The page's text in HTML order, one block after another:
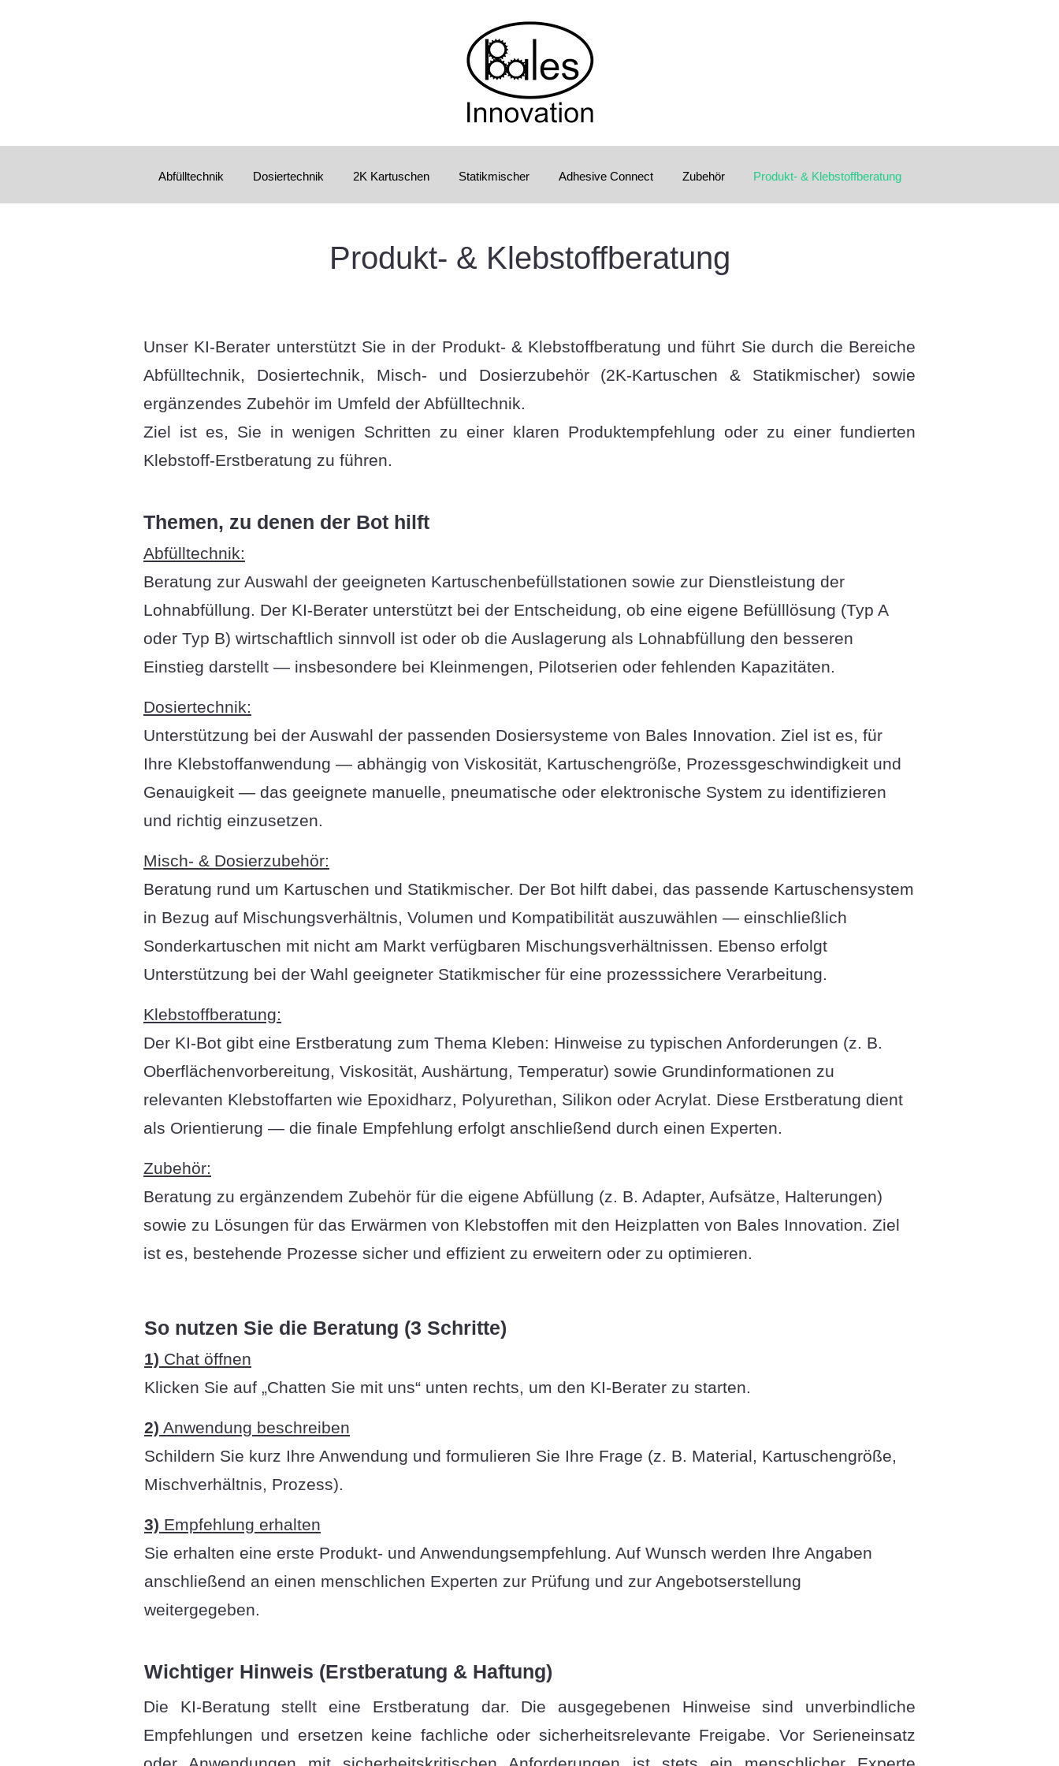
Abfülltechnik Dosiertechnik 2K Kartuschen Statikmischer Adhesive Connect Zubehör Produkt- & Klebstoffberatung
Produkt- & Klebstoffberatung
Unser KI-Berater unterstützt Sie in der Produkt- & Klebstoffberatung und führt Sie durch die Bereiche
Abfülltechnik, Dosiertechnik, Misch- und Dosierzubehör (2K-Kartuschen & Statikmischer) sowie
ergänzendes Zubehör im Umfeld der Abfülltechnik.
Ziel ist es, Sie in wenigen Schritten zu einer klaren Produktempfehlung oder zu einer fundierten
Klebstoff-Erstberatung zu führen.
Themen, zu denen der Bot hilft
Abfülltechnik:
Beratung zur Auswahl der geeigneten Kartuschenbefüllstationen sowie zur Dienstleistung der
Lohnabfüllung. Der KI-Berater unterstützt bei der Entscheidung, ob eine eigene Befülllösung (Typ A
oder Typ B) wirtschaftlich sinnvoll ist oder ob die Auslagerung als Lohnabfüllung den besseren
Einstieg darstellt — insbesondere bei Kleinmengen, Pilotserien oder fehlenden Kapazitäten.
Dosiertechnik:
Unterstützung bei der Auswahl der passenden Dosiersysteme von Bales Innovation. Ziel ist es, für
Ihre Klebstoffanwendung — abhängig von Viskosität, Kartuschengröße, Prozessgeschwindigkeit und
Genauigkeit — das geeignete manuelle, pneumatische oder elektronische System zu identifizieren
und richtig einzusetzen.
Misch- & Dosierzubehör:
Beratung rund um Kartuschen und Statikmischer. Der Bot hilft dabei, das passende Kartuschensystem
in Bezug auf Mischungsverhältnis, Volumen und Kompatibilität auszuwählen — einschließlich
Sonderkartuschen mit nicht am Markt verfügbaren Mischungsverhältnissen. Ebenso erfolgt
Unterstützung bei der Wahl geeigneter Statikmischer für eine prozesssichere Verarbeitung.
Klebstoffberatung:
Der KI-Bot gibt eine Erstberatung zum Thema Kleben: Hinweise zu typischen Anforderungen (z. B.
Oberflächenvorbereitung, Viskosität, Aushärtung, Temperatur) sowie Grundinformationen zu
relevanten Klebstoffarten wie Epoxidharz, Polyurethan, Silikon oder Acrylat. Diese Erstberatung dient
als Orientierung — die finale Empfehlung erfolgt anschließend durch einen Experten.
Zubehör:
Beratung zu ergänzendem Zubehör für die eigene Abfüllung (z. B. Adapter, Aufsätze, Halterungen)
sowie zu Lösungen für das Erwärmen von Klebstoffen mit den Heizplatten von Bales Innovation. Ziel
ist es, bestehende Prozesse sicher und effizient zu erweitern oder zu optimieren.
So nutzen Sie die Beratung (3 Schritte)
1) Chat öffnen
Klicken Sie auf „Chatten Sie mit uns“ unten rechts, um den KI-Berater zu starten.
2) Anwendung beschreiben
Schildern Sie kurz Ihre Anwendung und formulieren Sie Ihre Frage (z. B. Material, Kartuschengröße,
Mischverhältnis, Prozess).
3) Empfehlung erhalten
Sie erhalten eine erste Produkt- und Anwendungsempfehlung. Auf Wunsch werden Ihre Angaben
anschließend an einen menschlichen Experten zur Prüfung und zur Angebotserstellung
weitergegeben.
Wichtiger Hinweis (Erstberatung & Haftung)
Die KI-Beratung stellt eine Erstberatung dar. Die ausgegebenen Hinweise sind unverbindliche
Empfehlungen und ersetzen keine fachliche oder sicherheitsrelevante Freigabe. Vor Serieneinsatz